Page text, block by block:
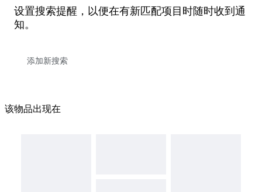
设置搜索提醒，以便在有新匹配项目时随时收到通
知。
该物品出现在